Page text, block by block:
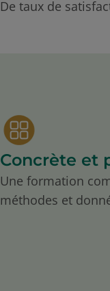
De taux de
Concrète et
Une formation
méthodes et